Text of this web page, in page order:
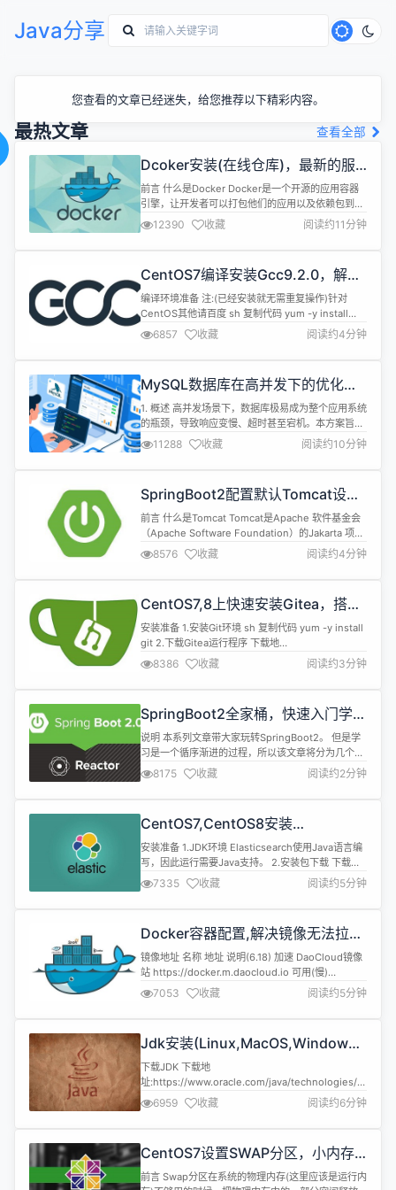
Java分享
您查看的文章已经迷失，给您推荐以下精彩内容。
最热文章 查看全部
Dcoker安装(在线仓库)，最新的服
务器搭配容器使用
前言 什么是Docker Docker是一个开源的应用容器
引擎，让开发者可以打包他们的应用以及依赖包到一
个可移植的镜像中，然后发布到任何流行的Linux或
Windows机器上，也可以实现虚拟化。容器是完全
使用沙箱机制，相互之间不会有任何接口。 Docker
部分内存和硬盘空间。它运行的时候，其他程序就不
能使用这些...
12390 收藏 阅读约11分钟
CentOS7编译安装Gcc9.2.0，解决
mysql等软件编译问题
编译环境准备 注:(已经安装就无需重复操作)针对
CentOS其他请百度 sh 复制代码 yum -y install
bzip2 make gcc gcc-c++ 编译安装 1.下载源码
[gcc-9.2.0.tar.gz] 下载地
址:https://mirrors.cnnic.cn/gnu/gcc 2.解压到目录
6857 收藏 阅读约4分钟
MySQL数据库在高并发下的优化方
案
1. 概述 高并发场景下，数据库极易成为整个应用系统
的瓶颈，导致响应变慢、超时甚至宕机。本方案旨在
从多个层面（SQL、数据库配置、架构、硬件等）提
供优化策略，以提升 MySQL 在高并发环境下的性
能、稳定性和扩展性。 2. SQL 语句及索引优化 (最
析所有核心 SQL 的执行计划（EXPLAIN...
11288 收藏 阅读约10分钟
SpringBoot2配置默认Tomcat设
置，开启更多高级功能
前言 什么是Tomcat Tomcat是Apache 软件基金会
（Apache Software Foundation）的Jakarta 项目
中的一个核心项目，由Apache、Sun 和其他一些公
司及个人共同开发而成。由于有了Sun 的参与和支
持，最新的Servlet 和JSP 规范总是能在Tomcat 中
8576 收藏 阅读约4分钟
CentOS7,8上快速安装Gitea，搭建
Git服务器
安装准备 1.安装Git环境 sh 复制代码 yum -y install
git 2.下载Gitea运行程序 下载地
址:https://dl.gitea.io/gitea/ 注:下载gitea-[版本
号]-linux-amd64的运行程序 安装 1.将安装包上传至
指定目录 如:/data0/gitea/gitea-linux-amd64 2.重
8386 收藏 阅读约3分钟
SpringBoot2全家桶，快速入门学习
开发网站教程
说明 本系列文章带大家玩转SpringBoot2。 但是学
习是一个循序渐进的过程，所以该文章将分为几个小
章节讲述。 并且在学习SpringBoot之前需要一定的
基础知识 SpringMVC、Spring、MyBatis基础知识
Maven MySQL、Redis 本文章代码建立的环境基础
步环境 开发环境 名称...
8175 收藏 阅读约2分钟
CentOS7,CentOS8安装
Elasticsearch6.8.6
安装准备 1.JDK环境 Elasticsearch使用Java语言编
写，因此运行需要Java支持。 2.安装包下载 下载地
址:https://www.elastic.co/cn 3.可视化工具
elasticsearch-head下载(可选) 下载地
址:https://github.com/mobz/elasticsearch-head
7335 收藏 阅读约5分钟
Docker容器配置,解决镜像无法拉取
问题
镜像地址 名称 地址 说明(6.18) 加速 DaoCloud镜像
站 https://docker.m.daocloud.io 可用(慢)
DockerHub,GCR,K8s,GHCR,Quay,NVCR等
Docker镜像代理 https://dockerproxy.com 屏蔽
DockerHub,GCR,K8s,GHCR 百度云 https://mir...
7053 收藏 阅读约5分钟
Jdk安装(Linux,MacOS,Windows),
包含三大操作系统的最全安装
下载JDK 下载地
址:https://www.oracle.com/java/technologies/javase-
downloads.html 注意:依据自己的操作系统下载对
应的JDK版本 Linux: jdk-17_linux-x64_bin.tar.gz
173.30 MB MacOS: jdk-17_macos-x64_bin.tar.gz
6959 收藏 阅读约6分钟
CentOS7设置SWAP分区，小内存
服务器的救世主
前言 Swap分区在系统的物理内存(这里应该是运行内